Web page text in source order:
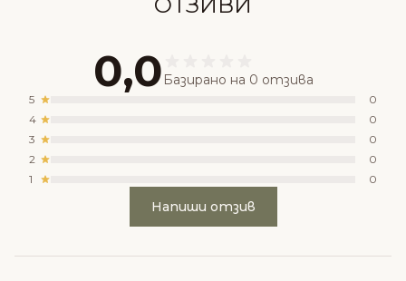
ОТЗИВИ
0,0 Базирано на 0 отзива
5
0
4
0
3
0
2
0
1
0
Напиши отзив